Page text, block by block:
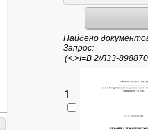
Найдено
Запрос:
1